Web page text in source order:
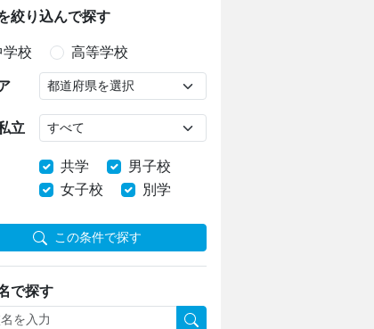
絞り込んで探す
学校 高等学校
立
共学
男子校
女子校
別学
この条件で探す
で探す